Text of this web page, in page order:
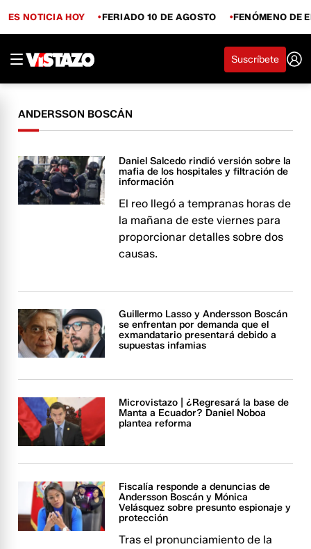
ES NOTICIA HOY FERIADO 10 DE AGOSTO FENÓMENO DE
Suscríbete
ANDERSSON BOSCÁN
Daniel Salcedo rindió versión sobre la
mafia de los hospitales y filtración de
información
El reo llegó a tempranas horas de
la mañana de este viernes para
proporcionar detalles sobre dos
causas.
Guillermo Lasso y Andersson Boscán
se enfrentan por demanda que el
exmandatario presentará debido a
supuestas infamias
Microvistazo | ¿Regresará la base de
Manta a Ecuador? Daniel Noboa
plantea reforma
Fiscalía responde a denuncias de
Andersson Boscán y Mónica
Velásquez sobre presunto espionaje y
protección
Tras el pronunciamiento de la